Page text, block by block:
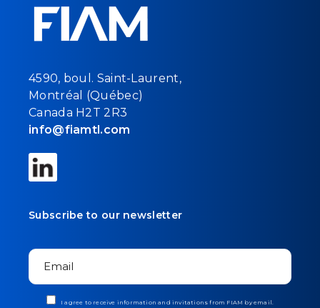
4590, boul. Saint-Laurent,
Montréal (Québec)
Canada H2T 2R3
info@fiamtl.com
Subscribe to our newsletter
I agree to receive information and invitations from FIAM by email.